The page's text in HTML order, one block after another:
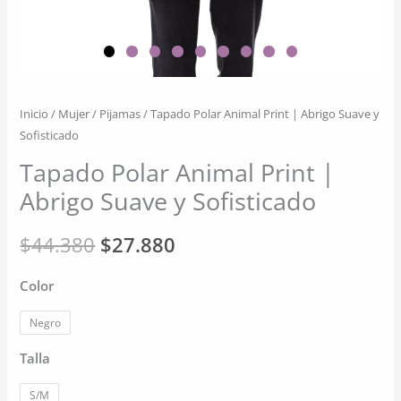
Inicio / Mujer/ Pijamas/ Tapado Polar Animal Print | Abrigo Suave y
Sofisticado
Tapado Polar Animal Print |
Abrigo Suave y Sofisticado
$44.380 El
$27.880
Color
Negro
Talla
S/M